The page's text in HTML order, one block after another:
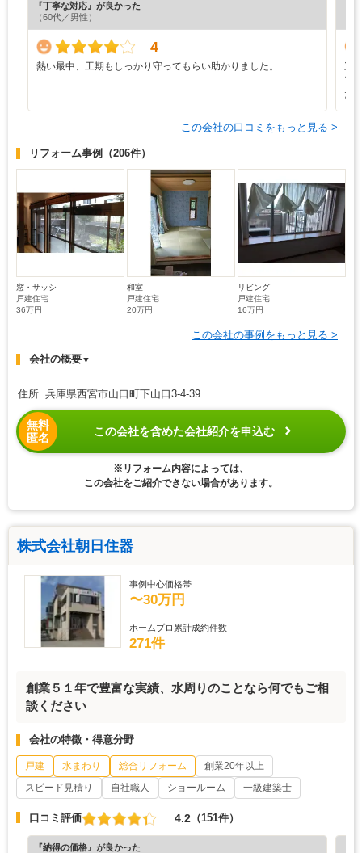
『丁寧な対応』が良かった
（60代／男性）
4
熱い最中、工期もしっかり守ってもらい助かりました。
途
ア
た
この会社の口コミをもっと見る >
リフォーム事例 （206件）
窓・サッシ
戸建住宅
36万円
和室
戸建住宅
20万円
リビング
戸建住宅
16万円
この会社の事例をもっと見る >
会社の概要▼
住所 兵庫県西宮市山口町下山口3-4-39
無料
匿名
この会社を含めた会社紹介を申込む
※リフォーム内容によっては、
この会社をご紹介できない場合があります。
株式会社朝日住器
事例中心価格帯
〜30万円
ホームプロ累計成約件数
271件
創業５１年で豊富な実績、水周りのことなら何でもご相
談ください
会社の特徴・得意分野
戸建 水まわり 総合リフォーム
創業20年以上
スピード見積り
自社職人 ショールーム 一級建築士
口コミ評価 4.2 （151件）
『納得の価格』が良かった